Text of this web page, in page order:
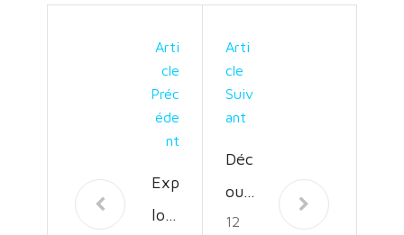
Arti
Cle
Préc
Éde
Nt
Exp
lore
Arti
Cle
Suiv
Ant
Déc
ouv
erte
12